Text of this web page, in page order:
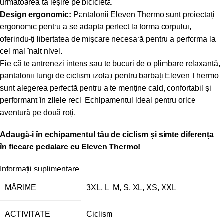
următoarea ta ieșire pe bicicletă.
Design ergonomic: Pantalonii Eleven Thermo sunt proiectați
ergonomic pentru a se adapta perfect la forma corpului,
oferindu-ți libertatea de mișcare necesară pentru a performa la
cel mai înalt nivel.
Fie că te antrenezi intens sau te bucuri de o plimbare relaxantă,
pantalonii lungi de ciclism izolați pentru bărbați Eleven Thermo
sunt alegerea perfectă pentru a te menține cald, confortabil și
performant în zilele reci. Echipamentul ideal pentru orice
aventură pe două roți.
Adaugă-i în echipamentul tău de ciclism și simte diferența
în fiecare pedalare cu Eleven Thermo!
Informații suplimentare
MĂRIME 3XL, L, M, S, XL, XS, XXL
ACTIVITATE Ciclism